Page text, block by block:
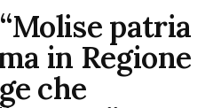
patria
in Regione
che